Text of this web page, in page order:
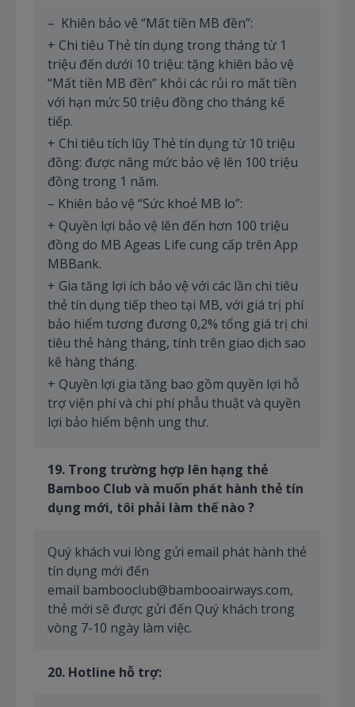
– Khiên bảo vệ “Mất tiền MB đền”:
+ Chi tiêu Thẻ tín dụng trong tháng từ 1
triệu đến dưới 10 triệu: tặng khiên bảo vệ
“Mất tiền MB đền” khỏi các rủi ro mất tiền
với hạn mức 50 triệu đồng cho tháng kế
tiếp.
+ Chi tiêu tích lũy Thẻ tín dụng từ 10 triệu
đồng: được nâng mức bảo vệ lên 100 triệu
đồng trong 1 năm.
– Khiên bảo vệ “Sức khoẻ MB lo”:
+ Quyền lợi bảo vệ lên đến hơn 100 triệu
đồng do MB Ageas Life cung cấp trên App
MBBank.
+ Gia tăng lợi ích bảo vệ với các lần chi tiêu
thẻ tín dụng tiếp theo tại MB, với giá trị phí
bảo hiểm tương đương 0,2% tổng giá trị chi
tiêu thẻ hàng tháng, tính trên giao dịch sao
kê hàng tháng.
+ Quyền lợi gia tăng bao gồm quyền lợi hỗ
trợ viện phí và chi phí phẫu thuật và quyền
lợi bảo hiểm bệnh ung thư.
19. Trong trường hợp lên hạng thẻ
Bamboo Club và muốn phát hành thẻ tín
dụng mới, tôi phải làm thế nào ?
Quý khách vui lòng gửi email phát hành thẻ
tín dụng mới đến
email bambooclub@bambooairways.com,
thẻ mới sẽ được gửi đến Quý khách trong
vòng 7-10 ngày làm việc.
20. Hotline hỗ trợ: